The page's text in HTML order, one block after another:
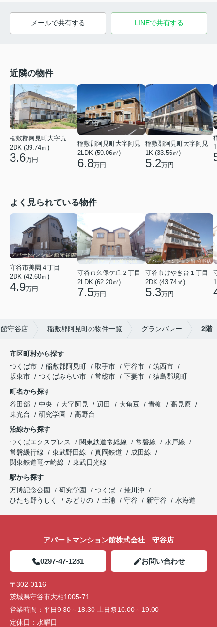
メールで共有する LINEで共有する
近隣の物件
2DK (39.74㎡)
3.6万円
稲敷郡阿見町大字阿見
2LDK (59.06㎡)
6.8万円
稲敷郡阿見町大字阿見
1K (33.56㎡)
5.2万円
よく見られている物件
守谷市美園４丁目
2DK (42.60㎡)
4.9万円
守谷市久保ケ丘２丁目
2LDK (62.20㎡)
7.5万円
守谷市けやき台１丁目
2DK (43.74㎡)
5.3万円
守谷店 稲敷郡阿見町の物件一覧 グランバレー 2階
市区町村から探す
つくば市
稲敷郡阿見町 取手市 守谷市
筑西市
坂東市
つくばみらい市 常総市 下妻市
猿島郡境町
町名から探す
谷田部
中央 大字阿見 辺田 大角豆 青柳
高見原
東光台
研究学園
高野台
沿線から探す
つくばエクスプレス
関東鉄道常総線 常磐線
水戸線
常磐緩行線
東武野田線 真岡鉄道
成田線
関東鉄道竜ケ崎線
東武日光線
駅から探す
万博記念公園
研究学園 つくば
荒川沖
ひたち野うしく
みどりの 土浦 守谷 新守谷 水海道
アパートマンション館株式会社 守谷店
0297-47-1281 お問い合わせ
〒302-0116
茨城県守谷市大柏1005-71
営業時間： 平日9:30～18:30 土日祭10:00～19:00
定休日： 水曜日